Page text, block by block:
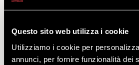
Questo sito web utilizza i cookie
Utilizziamo i cookie per
annunci, per fornire funzionalità dei